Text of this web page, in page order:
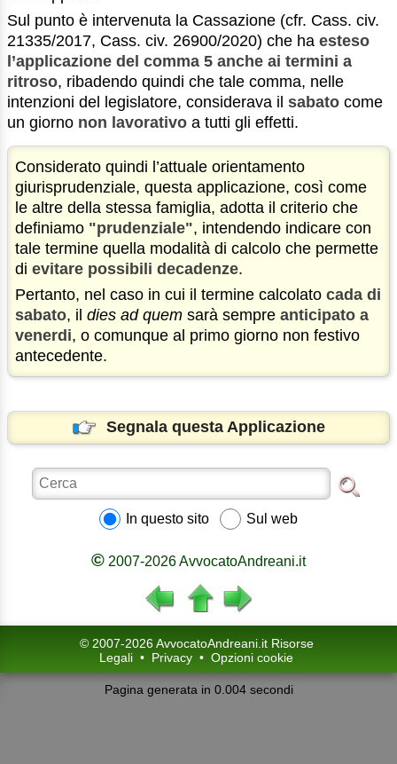
Sul punto è intervenuta la Cassazione (cfr. Cass. civ.
21335/2017, Cass. civ. 26900/2020) che ha esteso
l’applicazione del comma 5 anche ai termini a
ritroso, ribadendo quindi che tale comma, nelle
intenzioni del legislatore, considerava il sabato come
un giorno non lavorativo a tutti gli effetti.
Considerato quindi l’attuale orientamento
giurisprudenziale, questa applicazione, così come
le altre della stessa famiglia, adotta il criterio che
definiamo "prudenziale", intendendo indicare con
tale termine quella modalità di calcolo che permette
di evitare possibili decadenze.
Pertanto, nel caso in cui il termine calcolato cada di
sabato, il dies ad quem sarà sempre anticipato a
venerdi, o comunque al primo giorno non festivo
antecedente.
Segnala questa Applicazione
In questo sito Sul web
© 2007-2026 AvvocatoAndreani.it
© 2007-2026 AvvocatoAndreani.it Risorse
Legali • Privacy • Opzioni cookie
Pagina generata in 0.004 secondi